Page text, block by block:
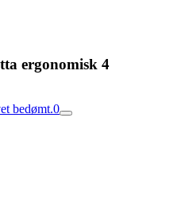
ergonomisk 4
bedømt.0